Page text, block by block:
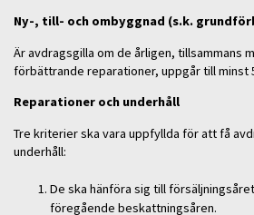
Ny-, till- och ombyggnad (s.k.
Är avdragsgilla om de årligen, tillsammans
förbättrande reparationer, uppgår till minst
Reparationer och underhåll
Tre kriterier ska vara uppfyllda för att få
underhåll:
De ska hänföra sig till
föregående beskattningsåren.